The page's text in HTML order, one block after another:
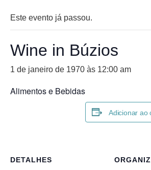
Este evento já passou.
Wine in Búzios
1 de janeiro de 1970 às 12:00 am
Alimentos e Bebidas
Adicionar ao
DETALHES